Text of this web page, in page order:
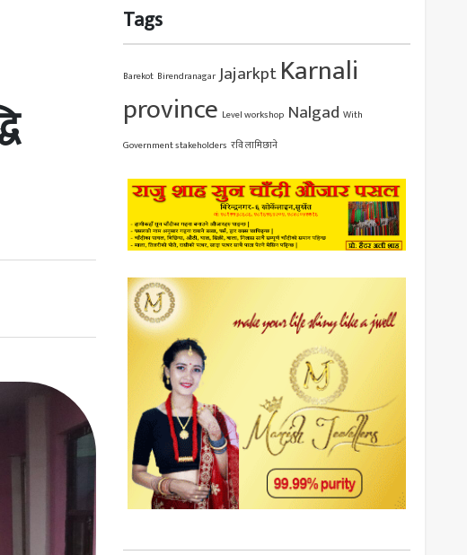
Tags
Barekot Birendranagar JajarkptKarnali
province Level workshop Nalgad With
Government stakeholders रवि लामिछाने